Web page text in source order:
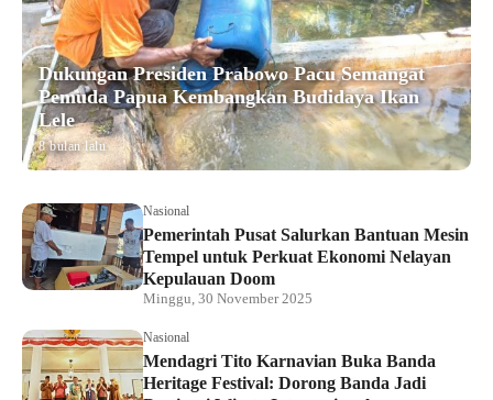
Dukungan Presiden Prabowo Pacu Semangat
Pemuda Papua Kembangkan Budidaya Ikan
Lele
8 bulan lalu
Nasional
Pemerintah Pusat Salurkan Bantuan Mesin
Tempel untuk Perkuat Ekonomi Nelayan
Kepulauan Doom
Minggu, 30 November 2025
Nasional
Mendagri Tito Karnavian Buka Banda
Heritage Festival: Dorong Banda Jadi